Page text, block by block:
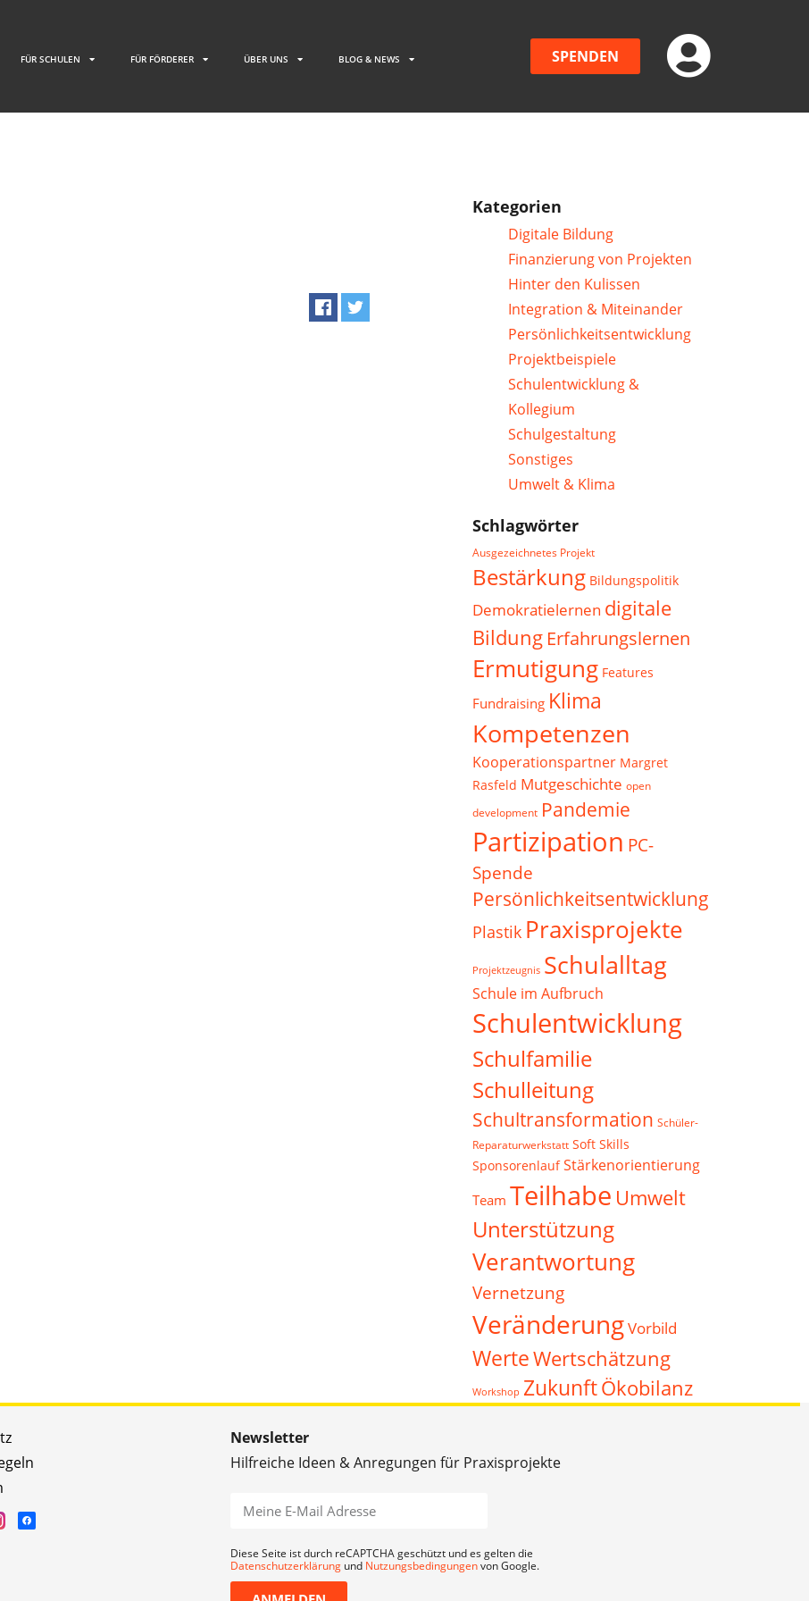
FÜR SCHULEN FÜR FÖRDERER ÜBER UNS BLOG & NEWS SPENDEN
Kategorien
Digitale Bildung
Finanzierung von Projekten
Hinter den Kulissen
Integration & Miteinander
Persönlichkeitsentwicklung
Projektbeispiele
Schulentwicklung &
Kollegium
Schulgestaltung
Sonstiges
Umwelt & Klima
Schlagwörter
Ausgezeichnetes Projekt
Bestärkung Bildungspolitik
Demokratielernen digitale
Bildung Erfahrungslernen
Ermutigung Features
Fundraising Klima
Kompetenzen
Kooperationspartner Margret
Rasfeld Mutgeschichte open
development Pandemie
Partizipation PC-
Spende
Persönlichkeitsentwicklung
Plastik Praxisprojekte
Projektzeugnis Schulalltag
Schule im Aufbruch
Schulentwicklung
Schulfamilie
Schulleitung
Schultransformation Schüler-
Reparaturwerkstatt Soft Skills
Sponsorenlauf Stärkenorientierung
Team Teilhabe Umwelt
Unterstützung
Verantwortung
Vernetzung
VeränderungVorbild
WerteWertschätzung
Workshop ZukunftÖkobilanz
Newsletter
Hilfreiche Ideen & Anregungen für Praxisprojekte
Diese Seite ist durch reCAPTCHA geschützt und es gelten die
Datenschutzerklärung und Nutzungsbedingungenvon Google.